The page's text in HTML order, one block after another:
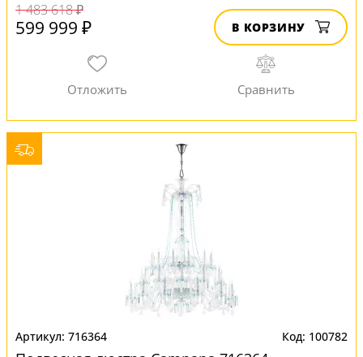
1 483 618 ₽
599 999 ₽ В КОРЗИНУ
716364 100782